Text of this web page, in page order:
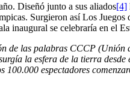
Diseñó junto a sus aliados[4]
Surgieron así Los
inaugural se celebraría en el
las palabras CCCP (Unión
la esfera de la tierra
espectadores